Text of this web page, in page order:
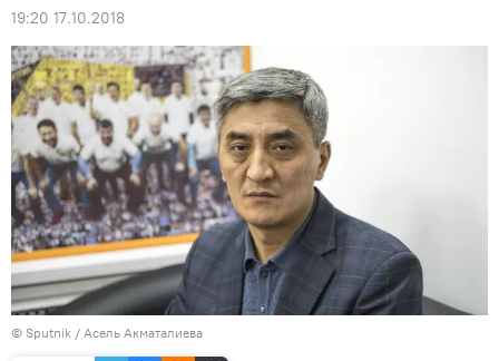
19:20 17.10.2018
© Sputnik / Асель Акматалиева